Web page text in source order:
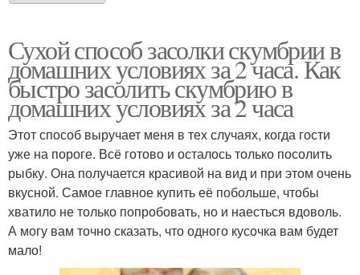
Сухой способ засолки скумбрии в
домашних условиях за 2 часа. Как
быстро засолить скумбрию в
домашних условиях за 2 часа
Этот способ выручает меня в тех случаях, когда гости
уже на пороге. Всё готово и осталось только посолить
рыбку. Она получается красивой на вид и при этом очень
вкусной. Самое главное купить её побольше, чтобы
хватило не только попробовать, но и наесться вдоволь.
А могу вам точно сказать, что одного кусочка вам будет
мало!